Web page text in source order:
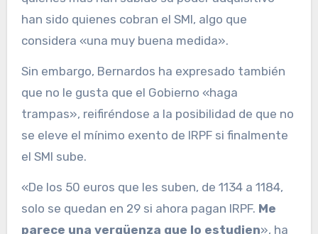
han sido quienes cobran el SMI, algo que
considera «una muy buena medida».
Sin embargo, Bernardos ha expresado también
que no le gusta que el Gobierno «haga
trampas», reifiréndose a la posibilidad de que no
se eleve el mínimo exento de IRPF si finalmente
el SMI sube.
«De los 50 euros que les suben, de 1134 a 1184,
solo se quedan en 29 si ahora pagan IRPF. Me
parece una vergüenza que lo estudien», ha